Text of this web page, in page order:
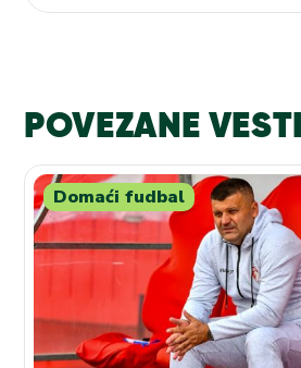
POVEZANE VESTI
Domaći fudbal